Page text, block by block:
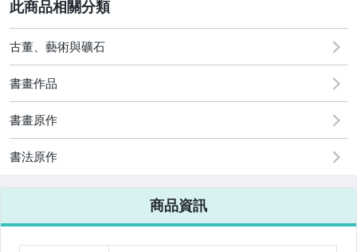
其它
古董、藝術與礦石
書畫作品
書畫原作
書法原作
商品資訊